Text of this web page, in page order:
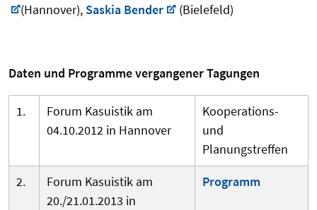
(Hannover), Saskia Bender (Bielefeld)
Daten und Programme vergangener Tagungen
1.
Forum Kasuistik am
04.10.2012 in Hannover
Kooperations-
und
Planungstreffen
2.
Forum Kasuistik am
20./21.01.2013 in
Programm